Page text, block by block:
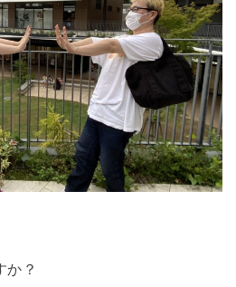
か？